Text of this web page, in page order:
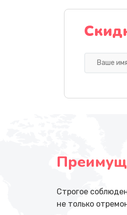
Строгое
не только